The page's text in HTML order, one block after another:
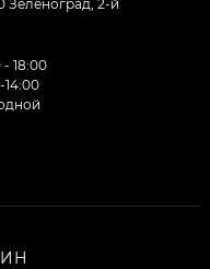
Зеленоград, 2-й
- 18:00
14:00